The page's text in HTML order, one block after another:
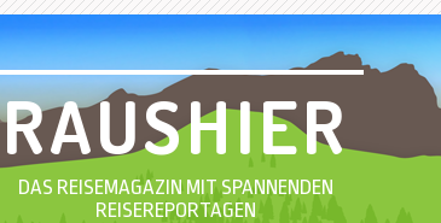
RAUSHIER
DAS REISEMAGAZIN MIT SPANNENDEN
REISEREPORTAGEN